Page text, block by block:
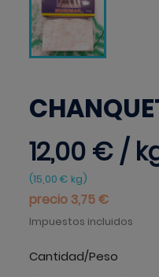
12,00 € /
(15,00 € kg)
precio 3,75 €
Impuestos incluidos
Cantidad/Peso